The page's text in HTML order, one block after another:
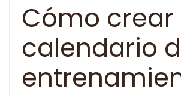
Cómo crear
calendario